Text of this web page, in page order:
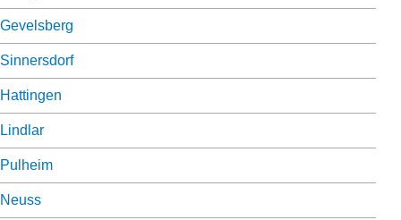
Gevelsberg
Sinnersdorf
Hattingen
Lindlar
Pulheim
Neuss